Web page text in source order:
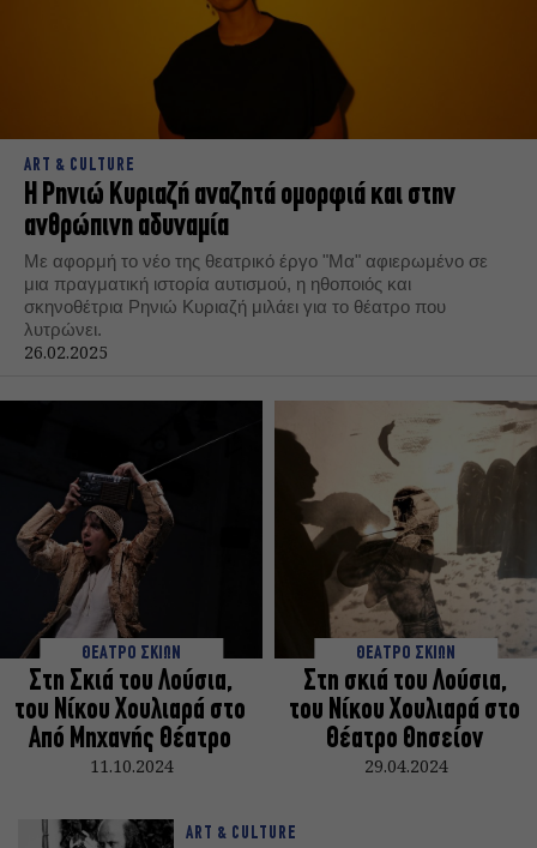
ART & CULTURE
Η Ρηνιώ Κυριαζή αναζητά ομορφιά και στην
ανθρώπινη αδυναμία
Με αφορμή το νέο της θεατρικό έργο "Μα" αφιερωμένο σε
μια πραγματική ιστορία αυτισμού, η ηθοποιός και
σκηνοθέτρια Ρηνιώ Κυριαζή μιλάει για το θέατρο που
λυτρώνει.
26.02.2025
ΘΕΑΤΡΟ ΣΚΙΩΝ
Στη Σκιά του Λούσια,
του Νίκου Χουλιαρά στο
Από Μηχανής Θέατρο
11.10.2024
ΘΕΑΤΡΟ ΣΚΙΩΝ
Στη σκιά του Λούσια,
του Νίκου Χουλιαρά στο
Θέατρο Θησείον
29.04.2024
ART & CULTURE